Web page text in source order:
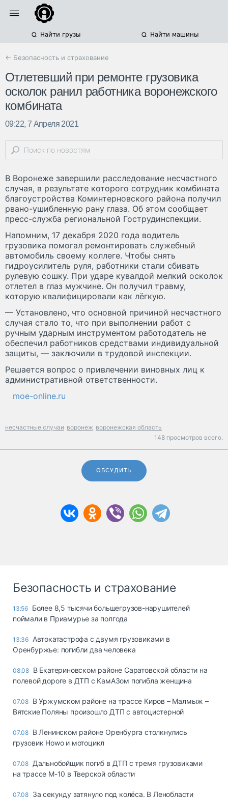
Найти грузы Найти машины
← Безопасность и страхование
Отлетевший при ремонте грузовика
осколок ранил работника воронежского
комбината
09:22, 7 Апреля 2021
В Воронеже завершили расследование несчастного
случая, в результате которого сотрудник комбината
благоустройства Коминтерновского района получил
рвано-ушибленную рану глаза. Об этом сообщает
пресс-служба региональной Гострудинспекции.
Напомним, 17 декабря 2020 года водитель
грузовика помогал ремонтировать служебный
автомобиль своему коллеге. Чтобы снять
гидроусилитель руля, работники стали сбивать
рулевую сошку. При ударе кувалдой мелкий осколок
отлетел в глаз мужчине. Он получил травму,
которую квалифицировали как лёгкую.
— Установлено, что основной причиной несчастного
случая стало то, что при выполнении работ с
ручным ударным инструментом работодатель не
обеспечил работников средствами индивидуальной
защиты, — заключили в трудовой инспекции.
Решается вопрос о привлечении виновных лиц к
административной ответственности.
moe-online.ru
несчастные случаи воронеж воронежская область
148 просмотров всего.
ОБСУДИТЬ
Безопасность и страхование
13:56 Более 8,5 тысячи большегрузов-нарушителей
поймали в Приамурье за полгода
13:36 Автокатастрофа с двумя грузовиками в
Оренбуржье: погибли два человека
08:08 В Екатериновском районе Саратовской области на
полевой дороге в ДТП с КамАЗом погибла женщина
07.08 В Уржумском районе на трассе Киров – Малмыж –
Вятские Поляны произошло ДТП с автоцистерной
07.08 В Ленинском районе Оренбурга столкнулись
грузовик Howo и мотоцикл
07.08 Дальнобойщик погиб в ДТП с тремя грузовиками
на трассе М-10 в Тверской области
07.08 За секунду затянуло под колёса. В Ленобласти